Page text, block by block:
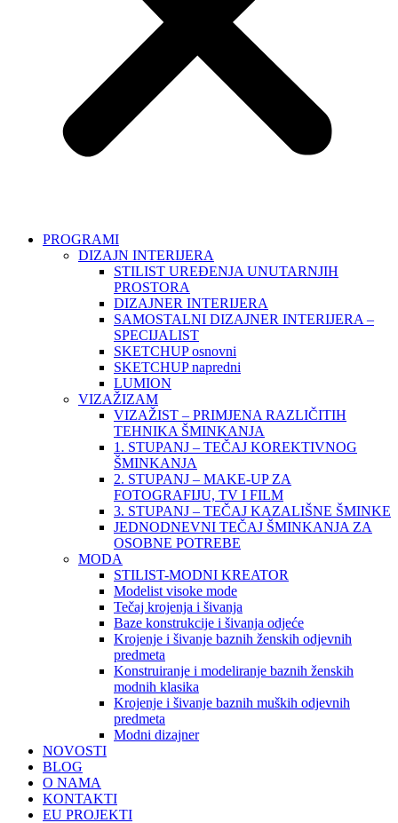
PROGRAMI
DIZAJN INTERIJERA
STILIST UREĐENJA UNUTARNJIH
PROSTORA
DIZAJNER INTERIJERA
SAMOSTALNI DIZAJNER INTERIJERA –
SPECIJALIST
SKETCHUP osnovni
SKETCHUP napredni
LUMION
VIZAŽIZAM
VIZAŽIST – PRIMJENA RAZLIČITIH
TEHNIKA ŠMINKANJA
1. STUPANJ – TEČAJ KOREKTIVNOG
ŠMINKANJA
2. STUPANJ – MAKE-UP ZA
FOTOGRAFIJU, TV I FILM
3. STUPANJ – TEČAJ KAZALIŠNE ŠMINKE
JEDNODNEVNI TEČAJ ŠMINKANJA ZA
OSOBNE POTREBE
MODA
STILIST-MODNI KREATOR
Modelist visoke mode
Tečaj krojenja i šivanja
Baze konstrukcije i šivanja odjeće
Krojenje i šivanje baznih ženskih odjevnih
predmeta
Konstruiranje i modeliranje baznih ženskih
modnih klasika
Krojenje i šivanje baznih muških odjevnih
predmeta
Modni dizajner
NOVOSTI
BLOG
O NAMA
KONTAKTI
EU PROJEKTI